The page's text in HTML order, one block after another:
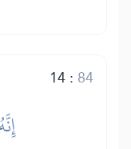
14: 84